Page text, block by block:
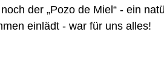
der „Pozo de Miel“ - ein
einlädt - war für uns alles!